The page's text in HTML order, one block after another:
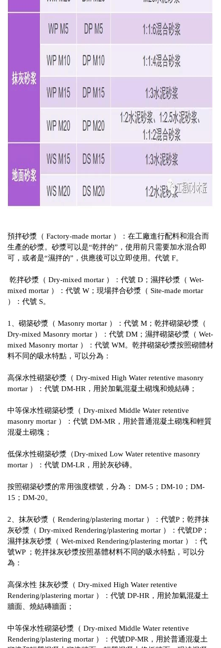
預拌砂漿（ Factory-made mortar ）：在工廠進行配料和混合而
生產的砂漿。砂漿可以是“乾拌的”，使用前只需要加水混合即
可，或者是“濕拌的”，供應後可以立即使用。代號 F。
乾拌砂漿（ Dry-mixed mortar ）：代號 D；濕拌砂漿（ Wet-
mixed mortar ）：代號 W；現場拌合砂漿（ Site-made mortar
）：代號 S。
1、砌築砂漿（ Masonry mortar ）：代號 M；乾拌砌築砂漿（
Dry-mixed Masonry mortar ）：代號 DM；濕拌砌築砂漿（ Wet-
mixed Masonry mortar ）：代號 WM。乾拌砌築砂漿按照砌體材
料不同的吸水特點，可以分為：
高保水性砌築砂漿（ Dry-mixed High Water retentive masonry
mortar ）：代號 DM-HR，用於加氣混凝土砌塊和燒結磚；
中等保水性砌築砂漿（ Dry-mixed Middle Water retentive
masonry mortar ）：代號 DM-MR，用於普通混凝土砌塊和輕質
混凝土砌塊；
低保水性砌築砂漿（Dry-mixed Low Water retentive masonry
mortar ）：代號 DM-LR，用於灰砂磚。
按照砌築砂漿的常用強度標號，分為： DM-5；DM-10；DM-
15；DM-20。
2、抹灰砂漿（ Rendering/plastering mortar ）：代號P；乾拌抹
灰砂漿（ Dry-mixed Rendering/plastering mortar ）：代號DP；
濕拌抹灰砂漿（ Wet-mixed Rendering/plastering mortar ）：代
號WP ；乾拌抹灰砂漿按照基體材料不同的吸水特點，可以分
為：
高保水性 抹灰砂漿（ Dry-mixed High Water retentive
Rendering/plastering mortar ）：代號 DP-HR，用於加氣混凝土
牆面、燒結磚牆面；
中等保水性砌築砂漿（ Dry-mixed Middle Water retentive
Rendering/plastering mortar ）：代號DP-MR，用於普通混凝土